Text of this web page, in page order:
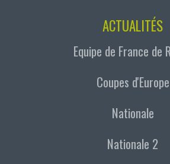
ACTUALITÉS
Equipe de France de
Coupes d'Europe
Nationale
Nationale 2